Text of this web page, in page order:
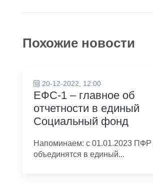
Похожие новости
20-12-2022, 12:00
ЕФС-1 – главное об
отчетности в единый
Социальный фонд
Напоминаем: с 01.01.2023
объединятся в единый...